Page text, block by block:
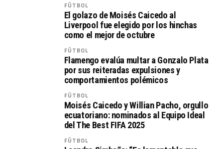
FÚTBOL
El golazo de Moisés Caicedo al
Liverpool fue elegido por los hinchas
como el mejor de octubre
FÚTBOL
Flamengo evalúa multar a Gonzalo Plata
por sus reiteradas expulsiones y
comportamientos polémicos
FÚTBOL
Moisés Caicedo y Willian Pacho, orgullo
ecuatoriano: nominados al Equipo Ideal
del The Best FIFA 2025
FÚTBOL